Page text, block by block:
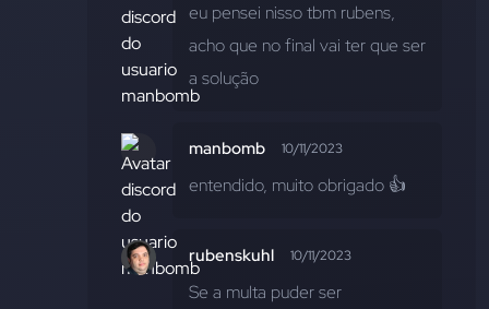
eu pensei nisso tbm rubens,
acho que no final vai ter que ser
a solução
manbomb 10/11/2023
entendido, muito obrigado 👍
rubenskuhl 10/11/2023
Se a multa puder ser